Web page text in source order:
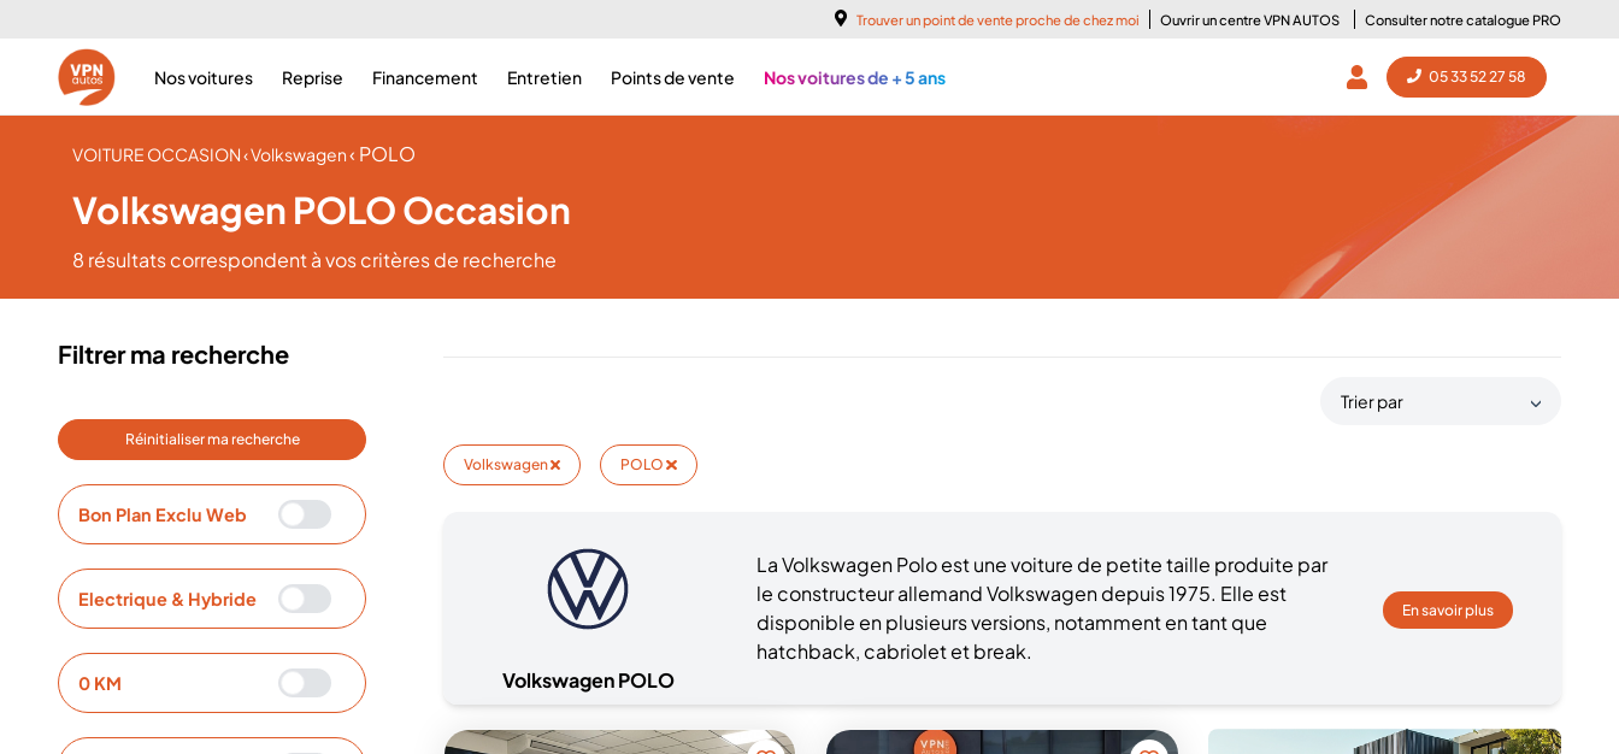
Trouver un point de vente proche de chez moi Ouvrir un centre VPN AUTOS Consulter notre catalogue PRO
05 33 52 27 58
Nos voitures Reprise Financement Entretien Points de vente Nos voitures de + 5 ans
VOITURE OCCASION‹ Volkswagen‹ POLO
Volkswagen POLO Occasion
8 résultatscorrespondent à vos critères de recherche
Filtrer ma recherche
Réinitialiser ma recherche
Bon Plan Exclu Web
Electrique & Hybride
0 KM
Trier par
Volkswagen POLO
Volkswagen POLO
La Volkswagen Polo est une voiture de petite taille produite par
le constructeur allemand Volkswagen depuis 1975. Elle est
disponible en plusieurs versions, notamment en tant que
hatchback, cabriolet et break.
En savoir plus